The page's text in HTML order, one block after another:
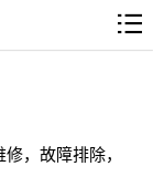
，故障排除，